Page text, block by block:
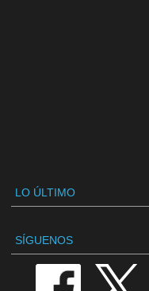
LO ÚLTIMO
SÍGUENOS